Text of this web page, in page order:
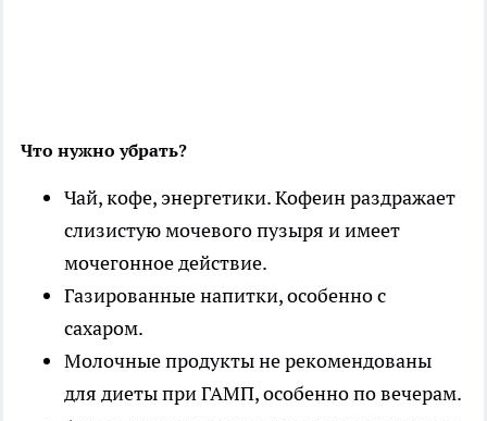
Что нужно убрать?
Чай, кофе, энергетики. Кофеин раздражает
слизистую мочевого пузыря и имеет
мочегонное действие.
Газированные напитки, особенно с
сахаром.
Молочные продукты не рекомендованы
для диеты при ГАМП, особенно по вечерам.